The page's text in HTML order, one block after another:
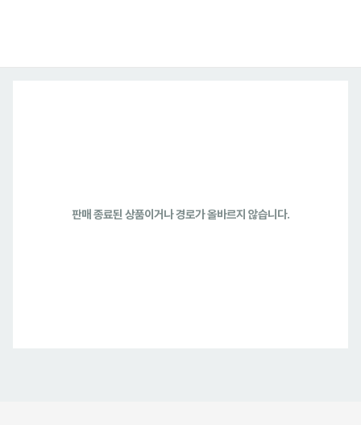
판매 종료된 상품이거나 경로가 올바르지 않습니다.